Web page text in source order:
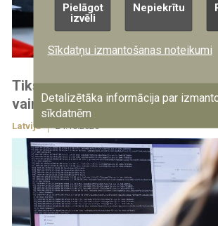
Tiks rīkoti semināri par
vairākās Latvijas pilsētās
Latvijā 24.10.2025
Pielāgot
izvēli
Nepiekrītu
Sīkdatņu izmantošanas noteikumi
Detalizētāka informācija par
sīkdatnēm